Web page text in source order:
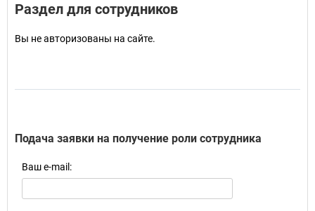
Раздел для сотрудников
Вы не авторизованы на сайте.
Подача заявки на получение роли сотрудника
Ваш e-mail: